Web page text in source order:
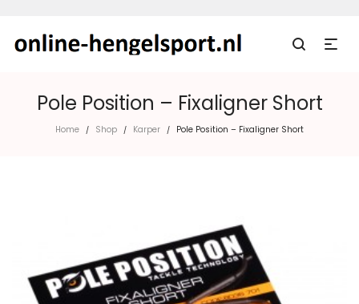
Pole Position – Fixaligner Short
Home / Shop / Karper / Pole Position – Fixaligner Short